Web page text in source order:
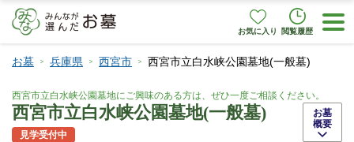
お気に入り 閲覧履歴
お墓 兵庫県 西宮市 西宮市立白水峡公園墓地(一般墓)
西宮市立白水峡公園墓地にご興味のある方は、ぜひ一度ご相談ください。
西宮市立白水峡公園墓地(一般墓)
見学受付中
お墓
概要